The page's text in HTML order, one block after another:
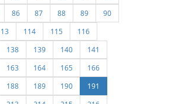
86 87 88 89
90
114 115
116
138 139 140
141
163 164 165
166
188 189 190
191